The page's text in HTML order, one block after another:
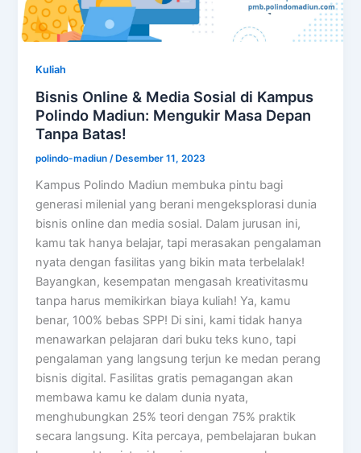
Kuliah
Bisnis Online & Media Sosial di Kampus
Polindo Madiun: Mengukir Masa Depan
Tanpa Batas!
polindo-madiun/ Desember 11, 2023
Kampus Polindo Madiun membuka pintu bagi
generasi milenial yang berani mengeksplorasi dunia
bisnis online dan media sosial. Dalam jurusan ini,
kamu tak hanya belajar, tapi merasakan pengalaman
nyata dengan fasilitas yang bikin mata terbelalak!
Bayangkan, kesempatan mengasah kreativitasmu
tanpa harus memikirkan biaya kuliah! Ya, kamu
benar, 100% bebas SPP! Di sini, kami tidak hanya
menawarkan pelajaran dari buku teks kuno, tapi
pengalaman yang langsung terjun ke medan perang
bisnis digital. Fasilitas gratis pemagangan akan
membawa kamu ke dalam dunia nyata,
menghubungkan 25% teori dengan 75% praktik
secara langsung. Kita percaya, pembelajaran bukan